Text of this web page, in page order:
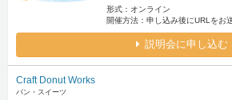
形式：オンライン
開催方法：申し込み後にURLをお
説明会に申し込む
Craft Donut Works
パン・スイーツ